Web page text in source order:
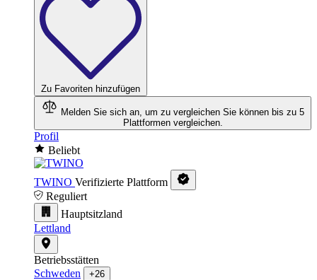
Zu Favoriten hinzufügen
Melden Sie sich an, um zu vergleichen Sie können bis zu 5
Plattformen vergleichen.
Profil
Beliebt
TWINO Verifizierte Plattform
Reguliert
Hauptsitzland
Lettland
Betriebsstätten
Schweden
+26